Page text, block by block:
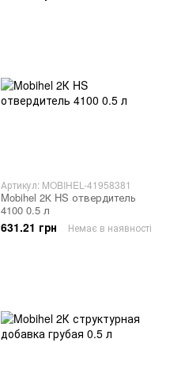
Артикул: MOBIHEL-41958381
Mobihel 2К HS отвердитель
4100 0.5 л
631.21 грн Немає в наявності